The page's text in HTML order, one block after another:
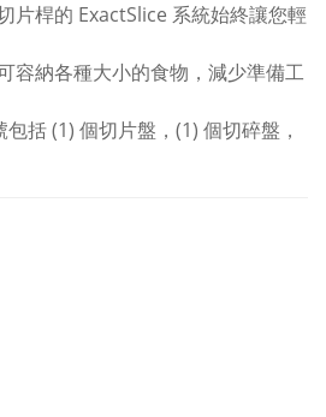
片桿的 ExactSlice 系統始終讓您輕
容納各種大小的食物，減少準備工
包括 (1) 個切片盤，(1) 個切碎盤，